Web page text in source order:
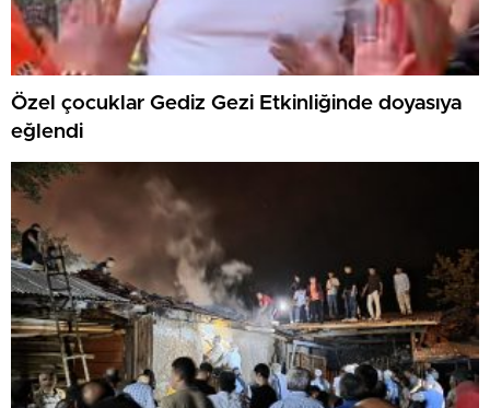
Özel çocuklar Gediz Gezi Etkinliğinde doyasıya
eğlendi